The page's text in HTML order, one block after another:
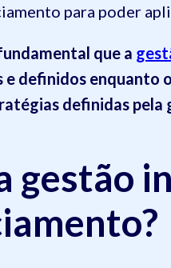
para poder
que a
e definidos enquanto o
definidas pela
gestão